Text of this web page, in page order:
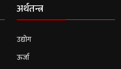
अर्थतन्त्र
उद्योग
ऊर्जा